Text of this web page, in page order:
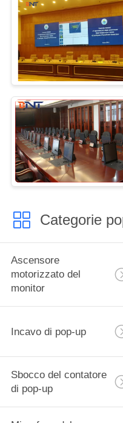
Categorie
Ascensore
motorizzato del
monitor
Incavo di pop-up
Sbocco del contatore
di pop-up